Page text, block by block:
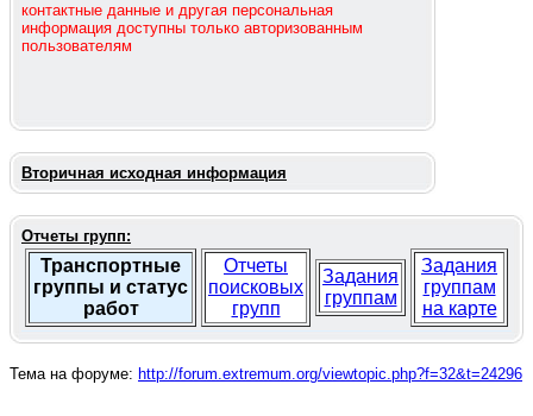
контактные данные и другая персональная
информация доступны только авторизованным
пользователям
Вторичная исходная информация
Отчеты групп:
Транспортные
группы и статус
работ
Отчеты
поисковых
групп
Задания
группам
Задания
группам
на карте
Тема на форуме: http://forum.extremum.org/viewtopic.php?f=32&t=24296